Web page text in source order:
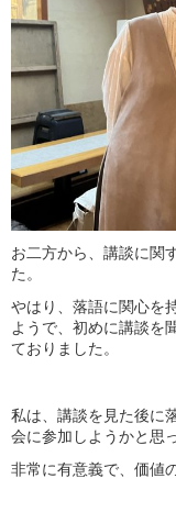
お二方から、講談に関
た。
やはり、落語に関心を
ようで、初めに講談を
ておりました。
私は、講談を見た後に
会に参加しようかと思
非常に有意義で、価値